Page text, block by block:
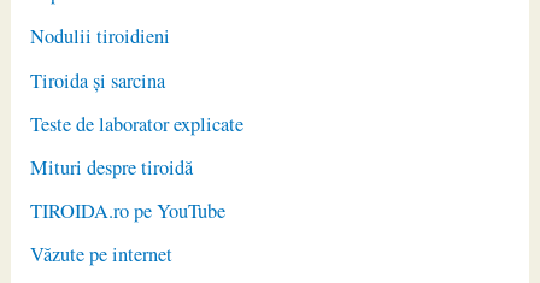
Nodulii tiroidieni
Tiroida și sarcina
Teste de laborator explicate
Mituri despre tiroidă
TIROIDA.ro pe YouTube
Văzute pe internet